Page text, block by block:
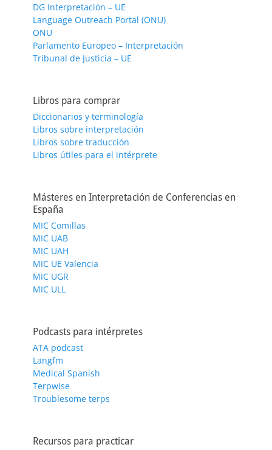
DG Interpretación – UE
Language Outreach Portal (ONU)
ONU
Parlamento Europeo – Interpretación
Tribunal de Justicia – UE
Libros para comprar
Diccionarios y terminología
Libros sobre interpretación
Libros sobre traducción
Libros útiles para el intérprete
Másteres en Interpretación de Conferencias en
España
MIC Comillas
MIC UAB
MIC UAH
MIC UE Valencia
MIC UGR
MIC ULL
Podcasts para intérpretes
ATA podcast
Langfm
Medical Spanish
Terpwise
Troublesome terps
Recursos para practicar